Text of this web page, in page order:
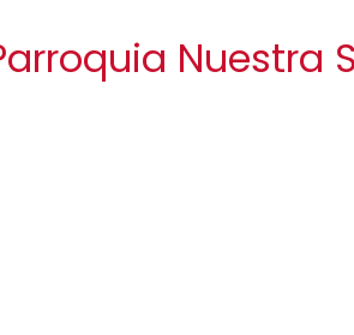
Nuestra